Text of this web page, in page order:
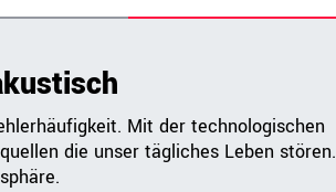
Mit der technologischen
die unser tägliches Leben stören.